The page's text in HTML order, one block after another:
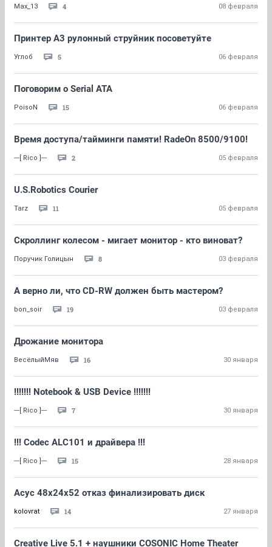
Max_13 4 08 февраля
Принтер А3 рулонный струйник посоветуйте
Углоб 5 06 февраля
Поговорим о Serial ATA
PoisoN 15 06 февраля
Время доступа/тайминги памяти! RadeOn 8500/9100!
---[ Rico ]--- 2 05 февраля
U.S.Robotics Courier
Tarz 11 05 февраля
Скроллинг колесом - мигает монитор - кто виноват?
Поручик Голицын 8 03 февраля
А верно ли, что CD-RW должен быть мастером?
bon_soir 19 03 февраля
Дрожание монитора
ВесёлыйМяв 16 30 января
!!!!!!! Notebook & USB Device !!!!!!!
---[ Rico ]--- 7 30 января
!!! Codec ALC101 и драйвера !!!
---[ Rico ]--- 15 28 января
Асус 48х24х52 отказ финализировать диск
kolovrat 14 27 января
Creative Live 5.1 + наушники COSONIC Home Theater